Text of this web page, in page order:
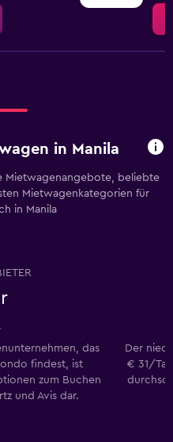
in Manila
Mietwagenangebote, beliebte
Mietwagenkategorien für
in Manila
das
findest, ist
zum Buchen
und Avis dar.
Der
€ 31/